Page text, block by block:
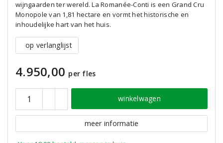
wijngaarden ter wereld. La Romanée-Conti is een Grand Cru
Monopole van 1,81 hectare en vormt het historische en
inhoudelijke hart van het huis.
op verlanglijst
4.950,00 per fles
winkelwagen
meer informatie